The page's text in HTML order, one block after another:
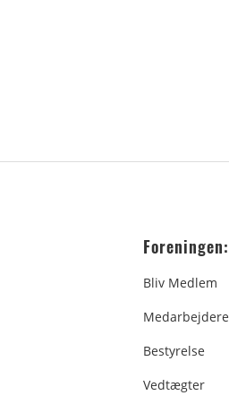
Foreningen:
Bliv Medlem
Medarbejdere
Bestyrelse
Vedtægter